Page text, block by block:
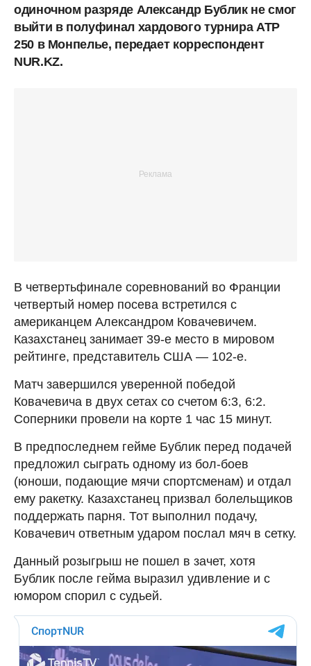
одиночном разряде Александр Бублик не смог
выйти в полуфинал хардового турнира ATP
250 в Монпелье, передает корреспондент
NUR.KZ.
В четвертьфинале соревнований во Франции
четвертый номер посева встретился с
американцем Александром Ковачевичем.
Казахстанец занимает 39-е место в мировом
рейтинге, представитель США — 102-е.
Матч завершился уверенной победой
Ковачевича в двух сетах со счетом 6:3, 6:2.
Соперники провели на корте 1 час 15 минут.
В предпоследнем гейме Бублик перед подачей
предложил сыграть одному из бол-боев
(юноши, подающие мячи спортсменам) и отдал
ему ракетку. Казахстанец призвал болельщиков
поддержать парня. Тот выполнил подачу,
Ковачевич ответным ударом послал мяч в сетку.
Данный розыгрыш не пошел в зачет, хотя
Бублик после гейма выразил удивление и с
юмором спорил с судьей.